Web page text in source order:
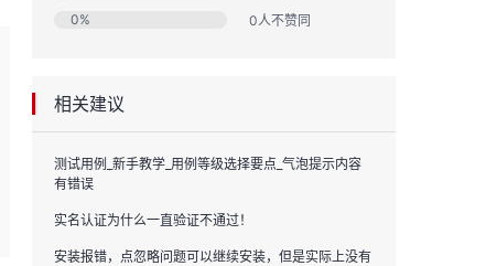
0% 0人不赞同
相关建议
测试用例_新手教学_用例等级选择要点_气泡提示内容
有错误
实名认证为什么一直验证不通过！
安装报错，点忽略问题可以继续安装，但是实际上没有